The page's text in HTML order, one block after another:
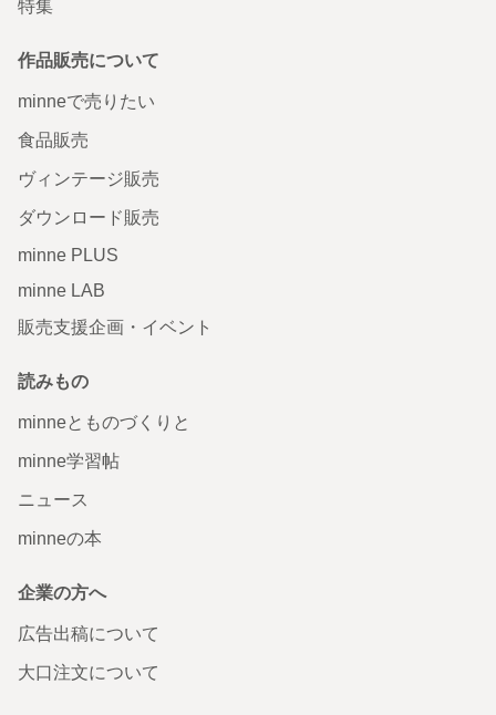
特集
作品販売について
minneで売りたい
食品販売
ヴィンテージ販売
ダウンロード販売
minne PLUS
minne LAB
販売支援企画・イベント
読みもの
minneとものづくりと
minne学習帖
ニュース
minneの本
企業の方へ
広告出稿について
大口注文について